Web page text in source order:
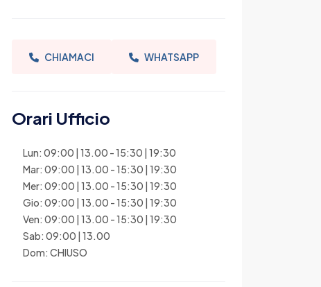
CHIAMACI WHATSAPP
Orari Ufficio
Lun: 09:00 | 13.00 - 15:30 | 19:30
Mar: 09:00 | 13.00 - 15:30 | 19:30
Mer: 09:00 | 13.00 - 15:30 | 19:30
Gio: 09:00 | 13.00 - 15:30 | 19:30
Ven: 09:00 | 13.00 - 15:30 | 19:30
Sab: 09:00 | 13.00
Dom: CHIUSO